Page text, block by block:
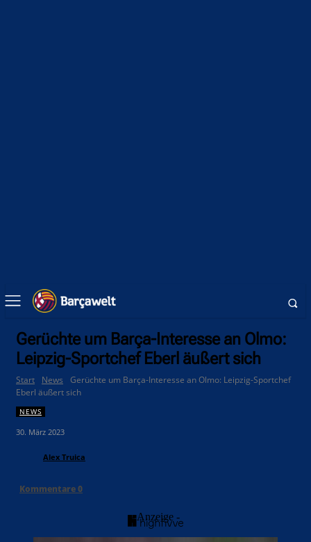
Gerüchte um Barça-Interesse an Olmo:
Leipzig-Sportchef Eberl äußert sich
Start News
Gerüchte um Barça-Interesse an Olmo: Leipzig-Sportchef
Eberl äußert sich
NEWS
30. März 2023
Alex Truica
Kommentare0
- Anzeige -